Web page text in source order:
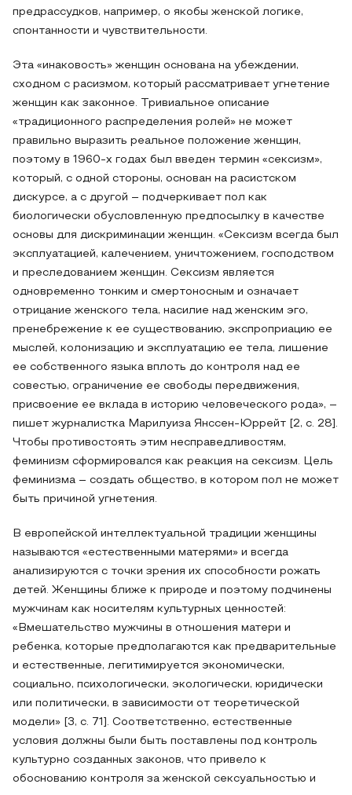
предрассудков, например, о якобы женской логике,
спонтанности и чувствительности.
Эта «инаковость» женщин основана на убеждении,
сходном с расизмом, который рассматривает угнетение
женщин как законное. Тривиальное описание
«традиционного распределения ролей» не может
правильно выразить реальное положение женщин,
поэтому в 1960-х годах был введен термин «сексизм»,
который, с одной стороны, основан на расистском
дискурсе, а с другой – подчеркивает пол как
биологически обусловленную предпосылку в качестве
основы для дискриминации женщин. «Сексизм всегда был
эксплуатацией, калечением, уничтожением, господством
и преследованием женщин. Сексизм является
одновременно тонким и смертоносным и означает
отрицание женского тела, насилие над женским эго,
пренебрежение к ее существованию, экспроприацию ее
мыслей, колонизацию и эксплуатацию ее тела, лишение
ее собственного языка вплоть до контроля над ее
совестью, ограничение ее свободы передвижения,
присвоение ее вклада в историю человеческого рода», –
пишет журналистка Марилуиза Янссен-Юррейт [2, c. 28].
Чтобы противостоять этим несправедливостям,
феминизм сформировался как реакция на сексизм. Цель
феминизма – создать общество, в котором пол не может
быть причиной угнетения.
В европейской интеллектуальной традиции женщины
называются «естественными матерями» и всегда
анализируются с точки зрения их способности рожать
детей. Женщины ближе к природе и поэтому подчинены
мужчинам как носителям культурных ценностей:
«Вмешательство мужчины в отношения матери и
ребенка, которые предполагаются как предварительные
и естественные, легитимируется экономически,
социально, психологически, экологически, юридически
или политически, в зависимости от теоретической
модели» [3, c. 71]. Соответственно, естественные
условия должны были быть поставлены под контроль
культурно созданных законов, что привело к
обоснованию контроля за женской сексуальностью и